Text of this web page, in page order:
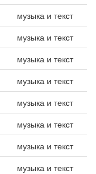
музыка и текст
музыка и текст
музыка и текст
музыка и текст
музыка и текст
музыка и текст
музыка и текст
музыка и текст